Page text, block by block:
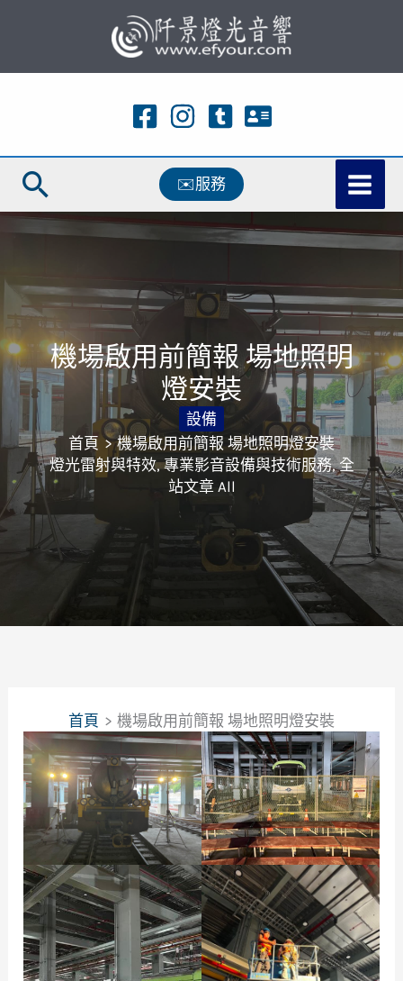
主
容
搜
尋
✉️服務
機場啟用前簡報 場地照明
燈安裝
設備
首頁
機場啟用前簡報 場地照明燈安裝
燈光雷射與特效,專業影音設備與技術服務,全
站文章 All
首頁 機場啟用前簡報 場地照明燈安裝